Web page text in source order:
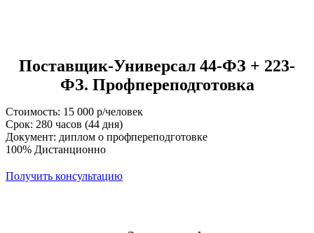
Поставщик-Универсал 44-ФЗ + 223-
ФЗ. Профпереподготовка
Стоимость: 15 000 р/человек
Срок: 280 часов (44 дня)
Документ: диплом о профпереподготовке
100% Дистанционно
Получить консультацию